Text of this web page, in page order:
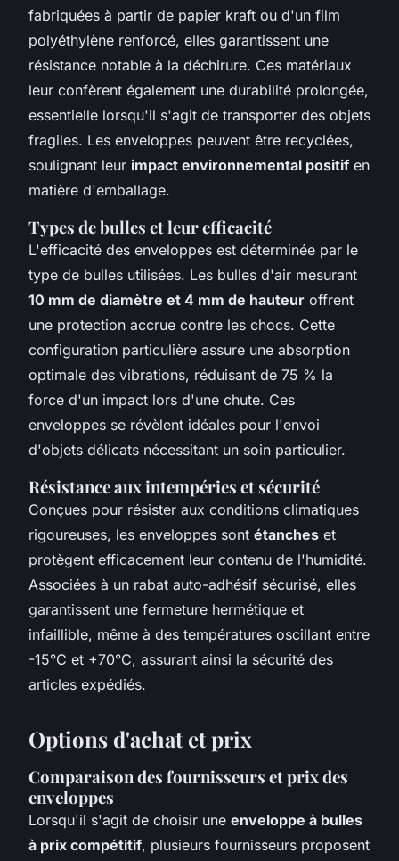
fabriquées à partir de papier kraft ou d'un film
polyéthylène renforcé, elles garantissent une
résistance notable à la déchirure. Ces matériaux
leur confèrent également une durabilité prolongée,
essentielle lorsqu'il s'agit de transporter des objets
fragiles. Les enveloppes peuvent être recyclées,
soulignant leur impact environnemental positif en
matière d'emballage.
Types de bulles et leur efficacité
L'efficacité des enveloppes est déterminée par le
type de bulles utilisées. Les bulles d'air mesurant
10 mm de diamètre et 4 mm de hauteur offrent
une protection accrue contre les chocs. Cette
configuration particulière assure une absorption
optimale des vibrations, réduisant de 75 % la
force d'un impact lors d'une chute. Ces
enveloppes se révèlent idéales pour l'envoi
d'objets délicats nécessitant un soin particulier.
Résistance aux intempéries et sécurité
Conçues pour résister aux conditions climatiques
rigoureuses, les enveloppes sont étanches et
protègent efficacement leur contenu de l'humidité.
Associées à un rabat auto-adhésif sécurisé, elles
garantissent une fermeture hermétique et
infaillible, même à des températures oscillant entre
-15°C et +70°C, assurant ainsi la sécurité des
articles expédiés.
Options d'achat et prix
Comparaison des fournisseurs et prix des
enveloppes
Lorsqu'il s'agit de choisir une enveloppe à bulles
à prix compétitif, plusieurs fournisseurs proposent